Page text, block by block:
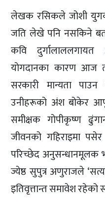
लेखक रसिकले जोशी
जति लेखे पनि नसकिने
कवि दुर्गालाललगायत
योगदानका कारण आज
सरकारी मान्यता
उनीहरूको अंश बोकेर
समीक्षक गोपीकृष्ण
जीवनको गहिराइमा
परिच्छेद अनुसन्धानमूलक
ज्येष्ठ सुपुत्र अणुराजले
इतिवृत्तान्त समावेश रहेको